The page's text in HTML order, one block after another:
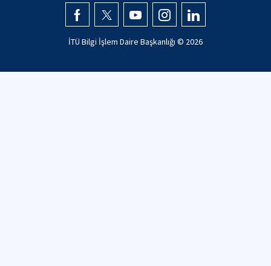
İTÜ Bilgi İşlem Daire Başkanlığı © 2026